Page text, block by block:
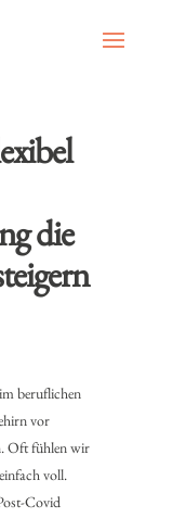
die
beruflichen
vor
Oft fühlen wir
voll.
Covid